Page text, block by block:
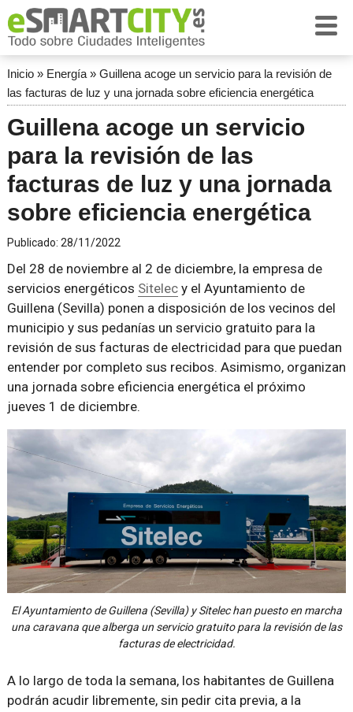
Inicio» Energía» Guillena acoge un servicio para la revisión de
las facturas de luz y una jornada sobre eficiencia energética
Guillena acoge un servicio
para la revisión de las
facturas de luz y una jornada
sobre eficiencia energética
Publicado: 28/11/2022
Del 28 de noviembre al 2 de diciembre, la empresa de
servicios energéticos Sitelecy el Ayuntamiento de
Guillena (Sevilla) ponen a disposición de los vecinos del
municipio y sus pedanías un servicio gratuito para la
revisión de sus facturas de electricidad para que puedan
entender por completo sus recibos. Asimismo, organizan
una jornada sobre eficiencia energética el próximo
jueves 1 de diciembre.
El Ayuntamiento de Guillena (Sevilla) y Sitelec han puesto en marcha
una caravana que alberga un servicio gratuito para la revisión de las
facturas de electricidad.
A lo largo de toda la semana, los habitantes de Guillena
podrán acudir libremente, sin pedir cita previa, a la